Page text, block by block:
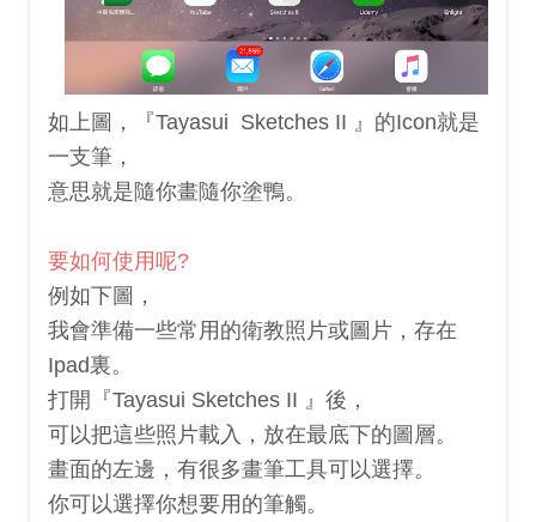
如上圖，『Tayasui Sketches II 』的Icon就是
一支筆，
意思就是隨你畫隨你塗鴨。
要如何使用呢?
例如下圖，
我會準備一些常用的衛教照片或圖片，存在
Ipad裏。
打開『Tayasui Sketches II 』後，
可以把這些照片載入，放在最底下的圖層。
畫面的左邊，有很多畫筆工具可以選擇。
你可以選擇你想要用的筆觸。